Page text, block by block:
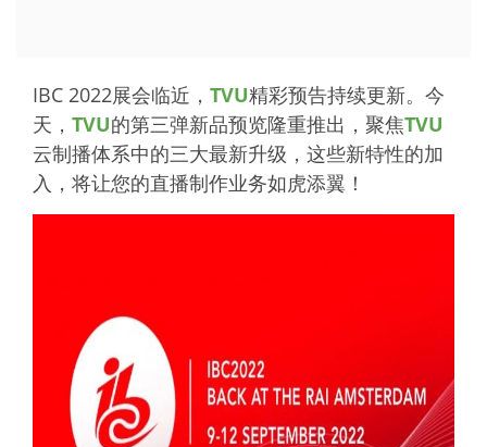
IBC 2022展会临近， TVU精彩预告持续更新。今
天， TVU的第三弹新品预览隆重推出，聚焦TVU
云制播体系中的三大最新升级，这些新特性的加
入，将让您的直播制作业务如虎添翼！